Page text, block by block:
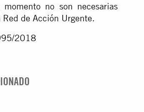
no son necesarias
de Acción Urgente.
2018